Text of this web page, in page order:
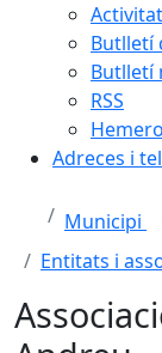
Butlletí
Butlletí
RSS
Adreces i
Municipi
Entitats i